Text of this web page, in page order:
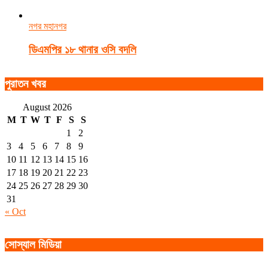
নগর মহানগর
ডিএমপির ১৮ থানার ওসি বদলি
পুরাতন খবর
August 2026
M T W T F S
S
1
2
3
4 5 6 7 8
9
10 11 12 13 14 15 16
17 18 19 20 21 22 23
24 25 26 27 28 29 30
31
« Oct
সোস্যাল মিডিয়া